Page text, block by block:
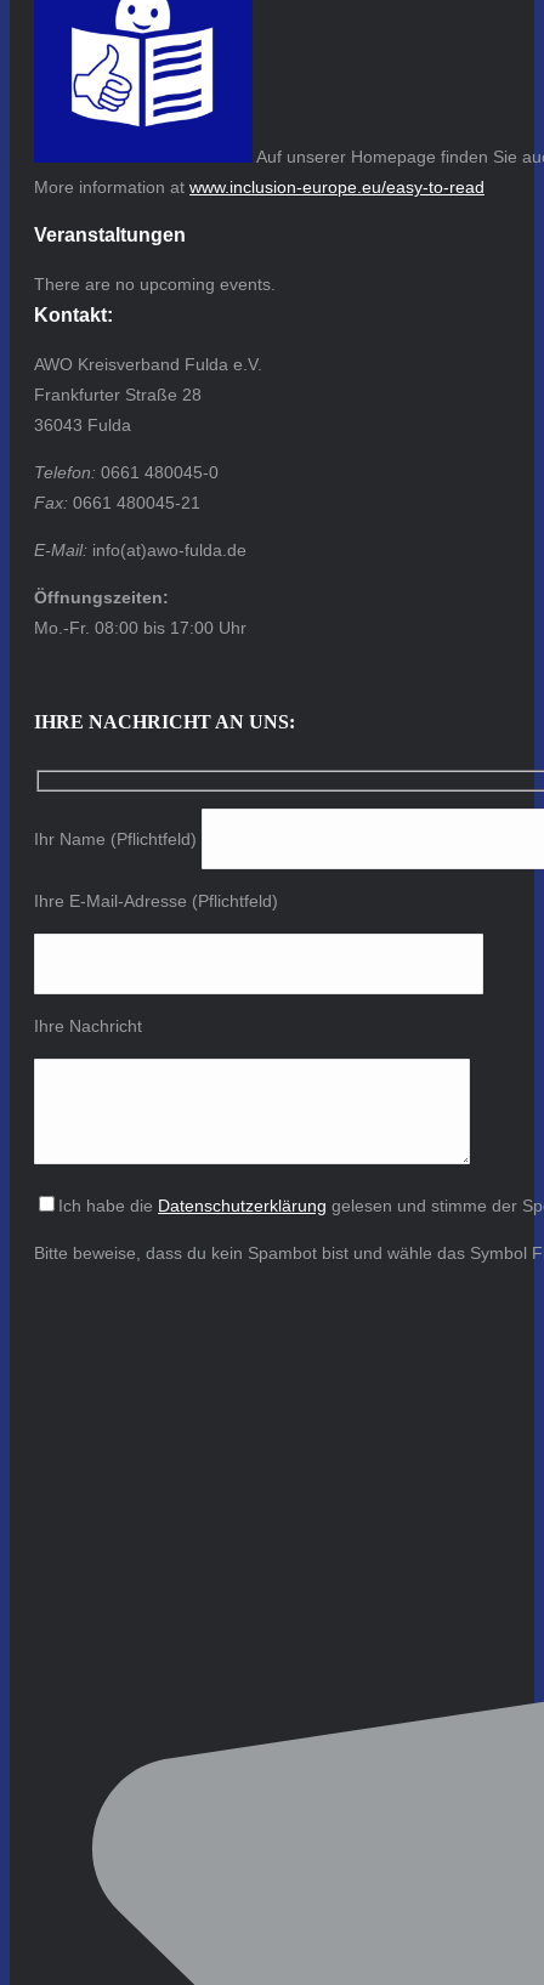
Auf unserer Homepage finden Sie
More information at www.inclusion-europe.eu/easy-to-read
Veranstaltungen
There are no upcoming events.
Kontakt:
AWO Kreisverband Fulda e.V.
Frankfurter Straße 28
36043 Fulda
Telefon: 0661 480045-0
Fax: 0661 480045-21
E-Mail: info(at)awo-fulda.de
Öffnungszeiten:
Mo.-Fr. 08:00 bis 17:00 Uhr
IHRE NACHRICHT AN UNS:
Ihr Name (Pflichtfeld)
Ihre E-Mail-Adresse (Pflichtfeld)
Ihre Nachricht
Ich habe die Datenschutzerklärung gelesen und stimme der
Bitte beweise, dass du kein Spambot bist und wähle das Symbol